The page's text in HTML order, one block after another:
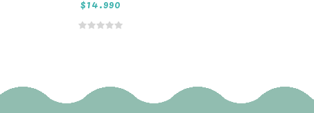
Añadir al
carrito
$14.990